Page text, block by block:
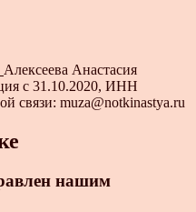
Алексеева Анастасия
с 31.10.2020, ИНН
связи: muza@notkinastya.ru
нашим